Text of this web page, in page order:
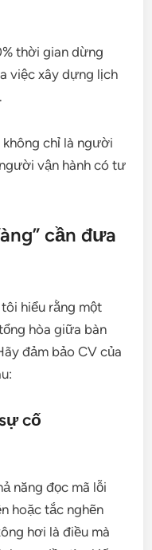
thời gian dừng
việc xây dựng lịch
chỉ là người
vận hành có tư
cần đưa
hiểu rằng một
hòa giữa bàn
đảm bảo CV của
cố
năng đọc mã lỗi
hoặc tắc nghẽn
hơi là điều mà